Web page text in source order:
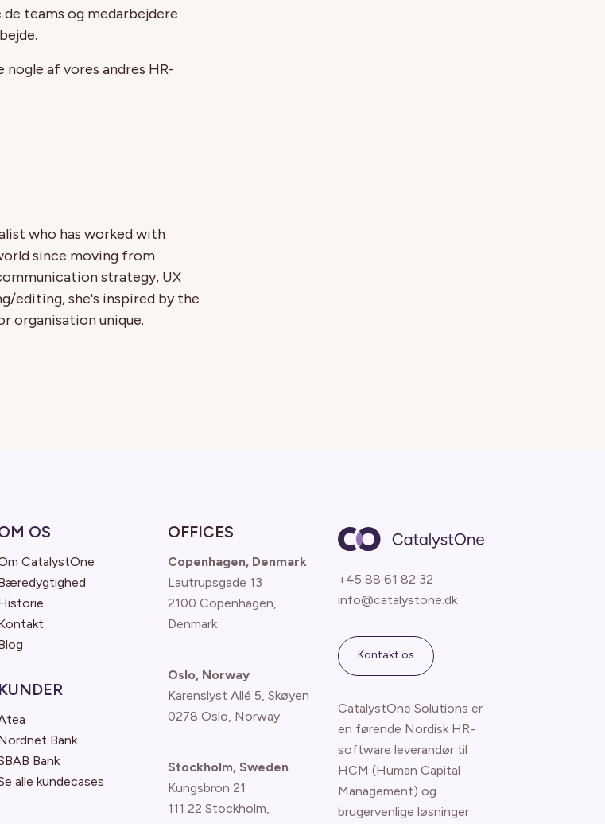
teams og medarbejdere
nogle af vores andres HR-
who has worked with
since moving from
strategy, UX
editing, she's inspired by the
organisation unique.
OS
CatalystOne
KUNDER
Bank
Bank
alle kundecases
OFFICES
Copenhagen, Denmark
Lautrupsgade 13
2100 Copenhagen,
Denmark
Oslo, Norway
Karenslyst Allé 5, Skøyen
0278 Oslo, Norway
Stockholm, Sweden
Kungsbron 21
111 22 Stockholm,
+45 88 61 82 32
info@catalystone.dk
Kontakt os
CatalystOne Solutions er
en førende Nordisk HR-
software leverandør til
HCM (Human Capital
Management) og
brugervenlige løsninger